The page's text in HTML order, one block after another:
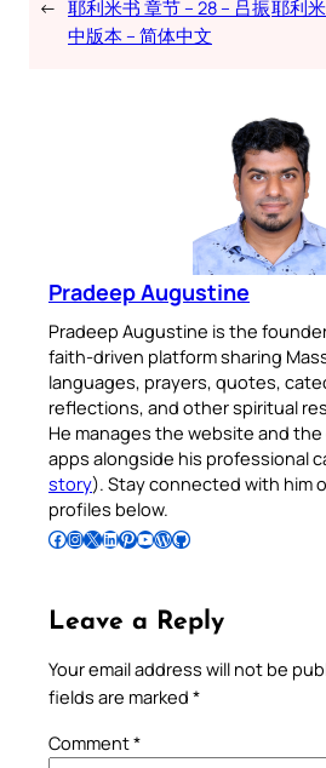
← 耶利米书 章节 – 28 – 吕振
中版本 – 简体中文
耶利
Pradeep Augustine
Pradeep Augustine is the
faith-driven platform sharing
languages, prayers, quotes,
reflections, and other spiritual
He manages the website and
apps alongside his professional
story). Stay connected with him
profiles below.
Follow Pradeep on Facebook Follow Pradeep on InstagramFollow Pradeep on X Follow Pradeep on LinkedIn Follow Pradeep on Pinterest Subscribe to Pradeep’s Youtube Channel Follow Pradeep on WordPress Follow Pradeep on GitHub
Leave a Reply
Your email address will not be
fields are marked *
Comment*